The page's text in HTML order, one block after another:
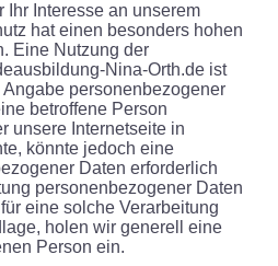
Ihr Interesse an unserem
hat einen besonders hohen
Eine Nutzung der
Nina-Orth.de ist
personenbezogener
betroffene Person
unsere Internetseite in
könnte jedoch eine
Daten erforderlich
personenbezogener Daten
eine solche Verarbeitung
holen wir generell eine
Person ein.